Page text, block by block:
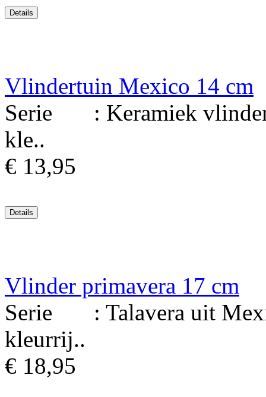
Vlindertuin Mexico 14 cm
Serie : Keramiek vlinder
kle..
€ 13,95
Vlinder primavera 17 cm
Serie : Talavera uit
kleurrij..
€ 18,95